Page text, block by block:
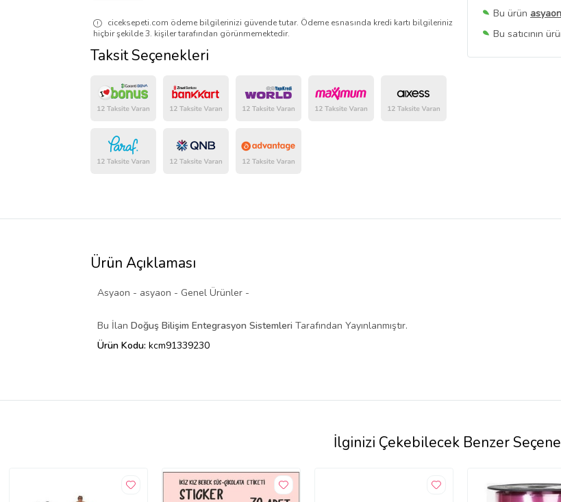
Bu ürün asyaon
Bu satıcının
Bu Satıcının
ciceksepeti.com ödeme bilgilerinizi güvende tutar. Ödeme esnasında kredi kartı bilgileriniz
hiçbir şekilde 3. kişiler tarafından görünmemektedir.
Taksit Seçenekleri
Ürün Açıklaması
Asyaon - asyaon - Genel Ürünler -
Bu İlan Doğuş Bilişim Entegrasyon Sistemleri Tarafından Yayınlanmıştır.
Ürün Kodu: kcm91339230
İlginizi Çekebilecek Benzer